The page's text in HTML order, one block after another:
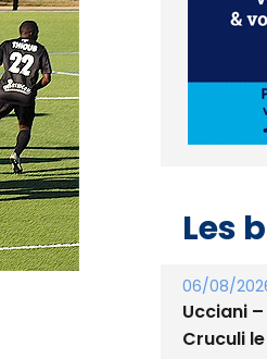
Les
06/08/
Ucciani
Cruculi le